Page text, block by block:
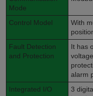
Mode
Control Model
With
Fault Detection
and Protection
It has
alarm
Integrated I/O
3